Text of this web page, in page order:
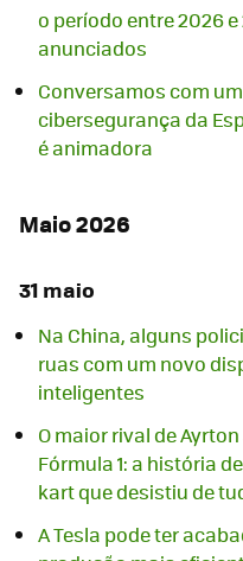
o período entre 2026
anunciados
Conversamos com
cibersegurança da
é animadora
Maio 2026
31 maio
Na China, alguns
ruas com um novo
inteligentes
O maior rival de
Fórmula 1: a história
kart que desistiu de
A Tesla pode ter